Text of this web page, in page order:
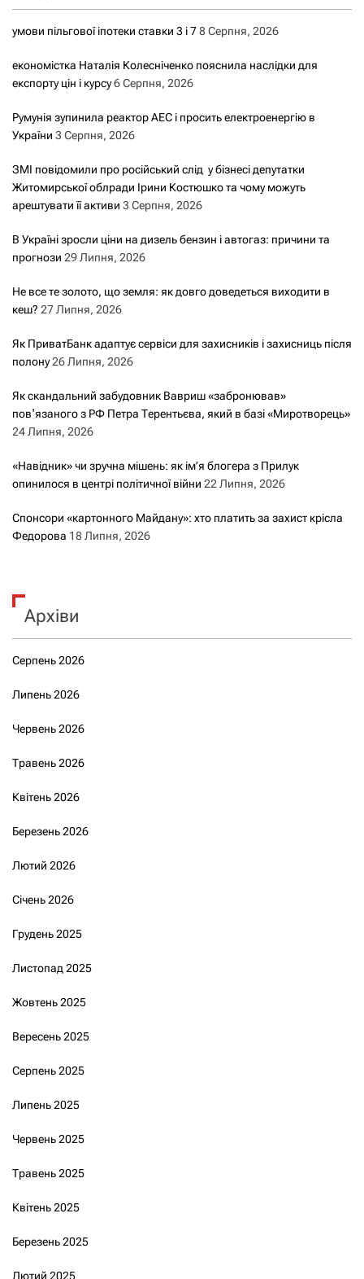
умови пільгової іпотеки ставки 3 і 78 Серпня, 2026
економістка Наталія Колесніченко пояснила наслідки для
експорту цін і курсу6 Серпня, 2026
Румунія зупинила реактор АЕС і просить електроенергію в
України 3 Серпня, 2026
ЗМІ повідомили про російський слід у бізнесі депутатки
Житомирської облради Ірини Костюшко та чому можуть
арештувати її активи 3 Серпня, 2026
В Україні зросли ціни на дизель бензин і автогаз: причини та
прогнози 29 Липня, 2026
Не все те золото, що земля: як довго доведеться виходити в
кеш? 27 Липня, 2026
Як ПриватБанк адаптує сервіси для захисників і захисниць після
полону26 Липня, 2026
Як скандальний забудовник Вавриш «забронював»
повʼязаного з РФ Петра Терентьєва, який в базі «Миротворець»
24 Липня, 2026
«Навідник» чи зручна мішень: як ім’я блогера з Прилук
опинилося в центрі політичної війни 22 Липня, 2026
Спонсори «картонного Майдану»: хто платить за захист крісла
Федорова 18 Липня, 2026
Архіви
Серпень 2026
Липень 2026
Червень 2026
Травень 2026
Квітень 2026
Березень 2026
Лютий 2026
Січень 2026
Грудень 2025
Листопад 2025
Жовтень 2025
Вересень 2025
Серпень 2025
Липень 2025
Червень 2025
Травень 2025
Квітень 2025
Березень 2025
Лютий 2025